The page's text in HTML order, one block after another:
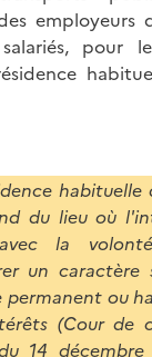
pour
habituelle
du lieu où
la
un caractère
permanent ou
(Cour de
14